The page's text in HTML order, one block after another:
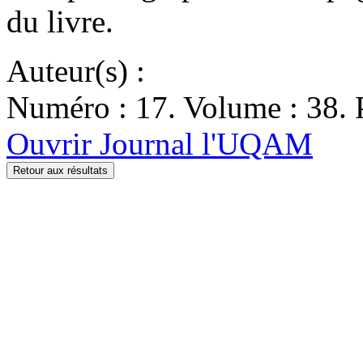
du livre.
Auteur(s) :
Numéro : 17. Volume : 38.
Ouvrir Journal l'UQAM
Retour aux résultats